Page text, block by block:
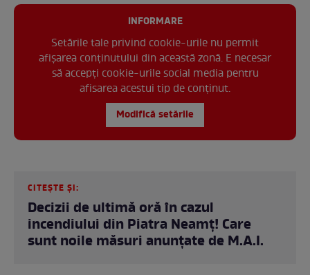
INFORMARE
Setările tale privind cookie-urile nu permit
afișarea conținutului din această zonă. E necesar
să accepți cookie-urile social media pentru
afisarea acestui tip de conținut.
Modifică setările
CITEȘTE ȘI:
Decizii de ultimă oră în cazul
incendiului din Piatra Neamț! Care
sunt noile măsuri anunțate de M.A.I.